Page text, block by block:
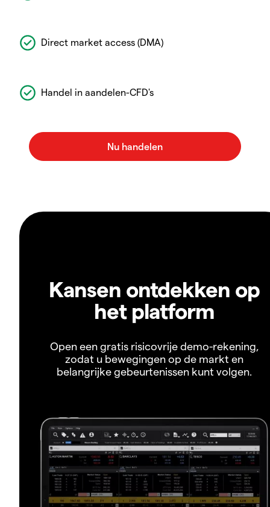
Direct market access (DMA)
Handel in aandelen-CFD's
Kansen ontdekken op
het platform
Open een gratis risicovrije demo-rekening,
zodat u bewegingen op de markt en
belangrijke gebeurtenissen kunt volgen.